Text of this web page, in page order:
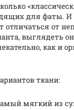
для фаты. И
от
выглядеть
как и
ткани:
мягкий из